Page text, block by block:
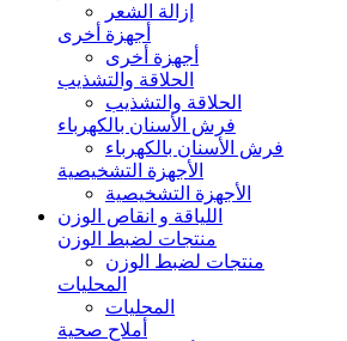
إزالة الشعر
أجهزة أخرى
أجهزة أخرى
الحلاقة والتشذيب
الحلاقة والتشذيب
فرش الأسنان بالكهرباء
فرش الأسنان بالكهرباء
الأجهزة التشخيصية
الأجهزة التشخيصية
اللياقة و انقاص الوزن
منتجات لضبط الوزن
منتجات لضبط الوزن
المحليات
المحليات
أملاح صحية